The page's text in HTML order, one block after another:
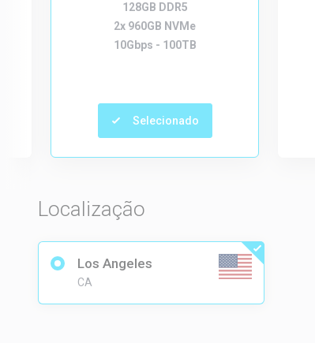
128GB DDR5
2x 960GB NVMe
10Gbps - 100TB
Selecionado
Localização
Los Angeles
CA